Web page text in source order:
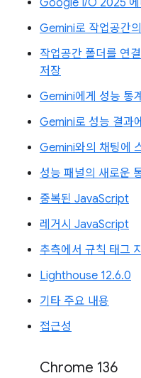
Google I/O 2025 에
Gemini로 작업공간
작업공간 폴더를 연
저장
Gemini에게 성능 통
Gemini로 성능 결과
Gemini와의 채팅에
성능 패널의 새로운
중복된 JavaScript
레거시 JavaScript
추측에서 규칙 태그
Lighthouse 12.6.0
기타 주요 내용
접근성
Chrome 136